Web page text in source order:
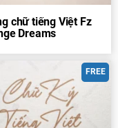
chữ tiếng Việt Fz
Dreams
FREE